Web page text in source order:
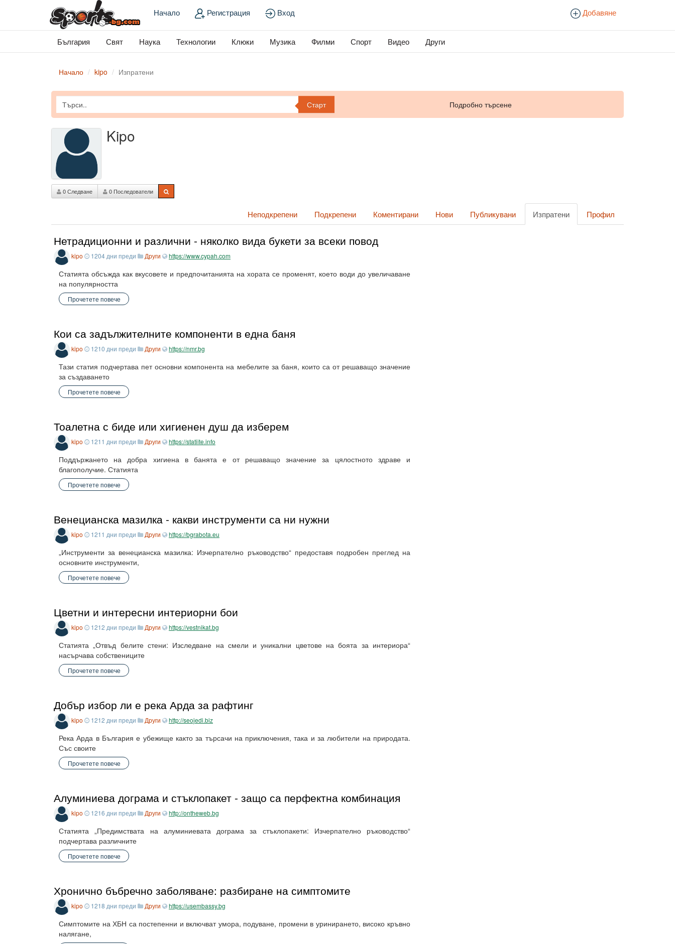
Начало Регистрация Вход Добавяне
България Свят Наука Технологии Клюки Музика Филми Спорт Видео Други
Начало kipo Изпратени
Старт Подробно търсене
Kipo
0 Следване 0 Последователи
Профил
Изпратени
Публикувани
Нови
Коментирани
Подкрепени
Неподкрепени
Нетрадиционни и различни - няколко вида букети за всеки повод
kipo 1204 дни преди Други https://www.cypah.com
Статията обсъжда как вкусовете и предпочитанията на хората се променят, което води до увеличаване
на популярността
Прочетете повече
Кои са задължителните компоненти в една баня
kipo 1210 дни преди Други https://nmr.bg
Тази статия подчертава пет основни компонента на мебелите за баня, които са от решаващо значение
за създаването
Прочетете повече
Тоалетна с биде или хигиенен душ да изберем
kipo 1211 дни преди Други https://statiite.info
Поддържането на добра хигиена в банята е от решаващо значение за цялостното здраве и
благополучие. Статията
Прочетете повече
Венецианска мазилка - какви инструменти са ни нужни
kipo 1211 дни преди Други https://bgrabota.eu
„Инструменти за венецианска мазилка: Изчерпателно ръководство“ предоставя подробен преглед на
основните инструменти,
Прочетете повече
Цветни и интересни интериорни бои
kipo 1212 дни преди Други https://vestnikat.bg
Статията „Отвъд белите стени: Изследване на смели и уникални цветове на боята за интериора“
насърчава собствениците
Прочетете повече
Добър избор ли е река Арда за рафтинг
kipo 1212 дни преди Други http://seojedi.biz
Река Арда в България е убежище както за търсачи на приключения, така и за любители на природата.
Със своите
Прочетете повече
Алуминиева дограма и стъклопакет - защо са перфектна комбинация
kipo 1216 дни преди Други http://ontheweb.bg
Статията „Предимствата на алуминиевата дограма за стъклопакети: Изчерпателно ръководство“
подчертава различните
Прочетете повече
Хронично бъбречно заболяване: разбиране на симптомите
kipo 1218 дни преди Други https://usembassy.bg
Симптомите на ХБН са постепенни и включват умора, подуване, промени в уринирането, високо кръвно
налягане,